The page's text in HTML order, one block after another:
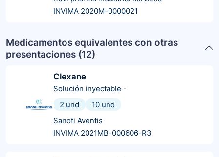
INVIMA 2020M-0000021
Medicamentos equivalentes con otras
presentaciones (12)
Clexane
Solución inyectable -
2 und
10 und
Sanofi Aventis
INVIMA 2021MB-000606-R3